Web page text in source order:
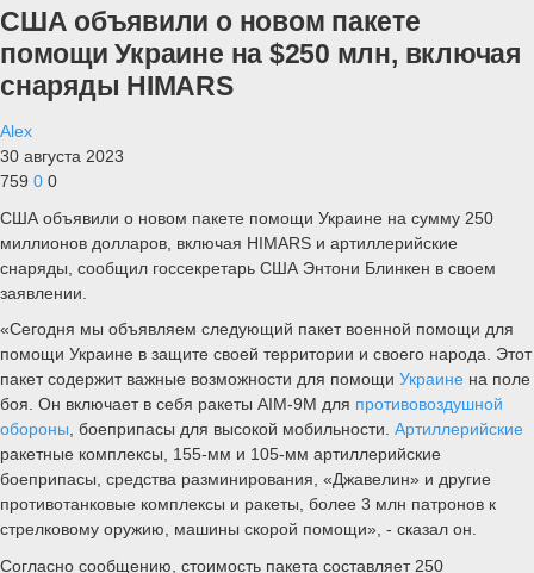
США объявили о новом пакете
помощи Украине на $250 млн, включая
снаряды HIMARS
Alex
30 августа 2023
759 0 0
США объявили о новом пакете помощи Украине на сумму 250
миллионов долларов, включая HIMARS и артиллерийские
снаряды, сообщил госсекретарь США Энтони Блинкен в своем
заявлении.
«Сегодня мы объявляем следующий пакет военной помощи для
помощи Украине в защите своей территории и своего народа. Этот
пакет содержит важные возможности для помощи Украине на поле
боя. Он включает в себя ракеты AIM-9M для противовоздушной
обороны, боеприпасы для высокой мобильности. Артиллерийские
ракетные комплексы, 155-мм и 105-мм артиллерийские
боеприпасы, средства разминирования, «Джавелин» и другие
противотанковые комплексы и ракеты, более 3 млн патронов к
стрелковому оружию, машины скорой помощи», - сказал он.
Согласно сообщению, стоимость пакета составляет 250